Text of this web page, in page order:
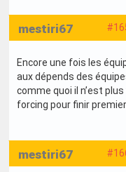
mestiri67
Encore une fois les
aux dépends des
comme quoi il n’est
forcing pour finir
mestiri67